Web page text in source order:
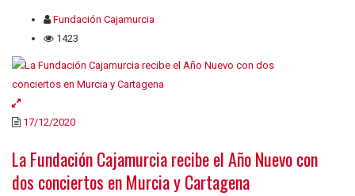
Fundación Cajamurcia
1423
17/12/2020
La Fundación Cajamurcia recibe el Año Nuevo con
dos conciertos en Murcia y Cartagena